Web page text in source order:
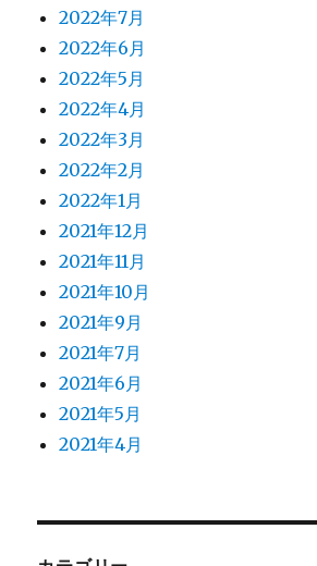
2022年7月
2022年6月
2022年5月
2022年4月
2022年3月
2022年2月
2022年1月
2021年12月
2021年11月
2021年10月
2021年9月
2021年7月
2021年6月
2021年5月
2021年4月